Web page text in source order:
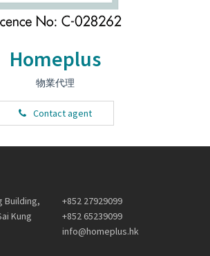
Homeplus
物業代理
Contact agent
Building,
Kung
+852 27929099
+852 65239099
info@homeplus.hk